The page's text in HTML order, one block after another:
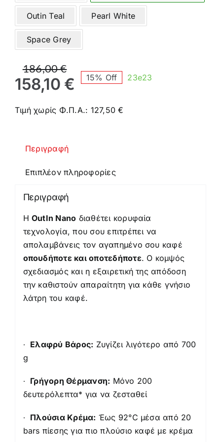
Outin Teal Pearl White
Space Grey
186,00€
Original
price
was:
158,10 €
Η
τρέχουσα
τιμή
158,10 €.
15% Off 23e23
Τιμή χωρίς Φ.Π.Α.: 127,50€
Περιγραφή
Επιπλέον πληροφορίες
Περιγραφή
Η OutIn Nano διαθέτει κορυφαία
τεχνολογία, που σου επιτρέπει να
απολαμβάνεις τον αγαπημένο σου καφέ
οπουδήποτε και οποτεδήποτε. Ο κομψός
σχεδιασμός και η εξαιρετική της απόδοση
την καθιστούν απαραίτητη για κάθε γνήσιο
λάτρη του καφέ.
∙ Ελαφρύ Βάρος: Ζυγίζει λιγότερο από 700
g
∙ Γρήγορη Θέρμανση: Μόνο 200
δευτερόλεπτα* για να ζεσταθεί
∙ Πλούσια Κρέμα: Έως 92°C μέσα από 20
bars πίεσης για πιο πλούσιο καφέ με κρέμα